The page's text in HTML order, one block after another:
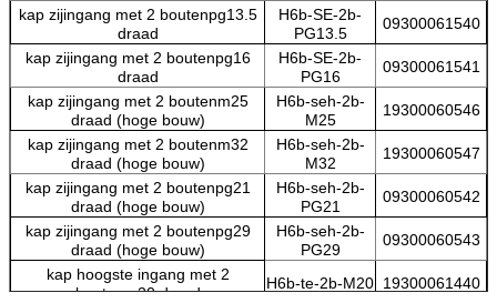
kap zijingang met 2 boutenpg13.5
draad
H6b-SE-2b-
PG13.5
09300061540
kap zijingang met 2 boutenpg16
draad
H6b-SE-2b-
PG16
09300061541
kap zijingang met 2 boutenm25
draad (hoge bouw)
H6b-seh-2b-
M25
19300060546
kap zijingang met 2 boutenm32
draad (hoge bouw)
H6b-seh-2b-
M32
19300060547
kap zijingang met 2 boutenpg21
draad (hoge bouw)
H6b-seh-2b-
PG21
09300060542
kap zijingang met 2 boutenpg29
draad (hoge bouw)
H6b-seh-2b-
PG29
09300060543
kap hoogste ingang met 2
boutenm20 draad
H6b-te-2b-M20 19300061440